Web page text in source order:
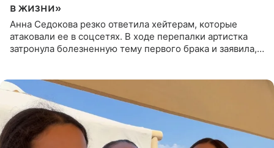
в жизни»
Анна Седокова резко ответила хейтерам, которые
атаковали ее в соцсетях. В ходе перепалки артистка
затронула болезненную тему первого брака и заявила,